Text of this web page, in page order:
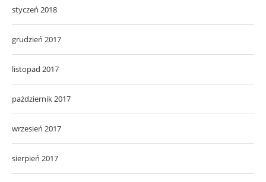
styczeń 2018
grudzień 2017
listopad 2017
październik 2017
wrzesień 2017
sierpień 2017